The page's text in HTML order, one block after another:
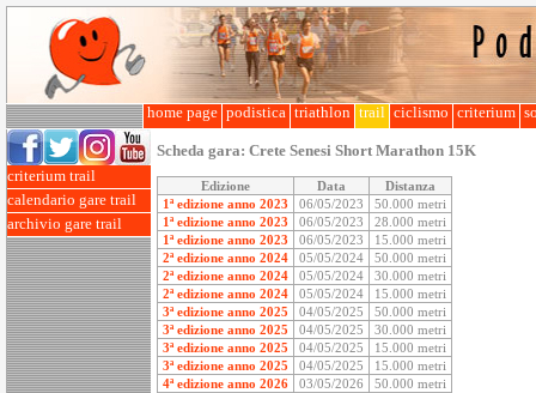
home page podistica triathlon trail ciclismo criterium
criterium trail
calendario gare trail
archivio gare trail
Scheda gara: Crete Senesi Short Marathon 15K
Edizione Data
Distanza
1ª edizione anno 2023
06/05/2023
50.000 metri
1ª edizione anno 2023
06/05/2023
28.000 metri
1ª edizione anno 2023
06/05/2023
15.000 metri
2ª edizione anno 2024
05/05/2024
50.000 metri
2ª edizione anno 2024
05/05/2024
30.000 metri
2ª edizione anno 2024
05/05/2024
15.000 metri
3ª edizione anno 2025
04/05/2025
50.000 metri
3ª edizione anno 2025
04/05/2025
30.000 metri
3ª edizione anno 2025
04/05/2025
15.000 metri
3ª edizione anno 2025
04/05/2025
15.000 metri
4ª edizione anno 2026
03/05/2026
50.000 metri